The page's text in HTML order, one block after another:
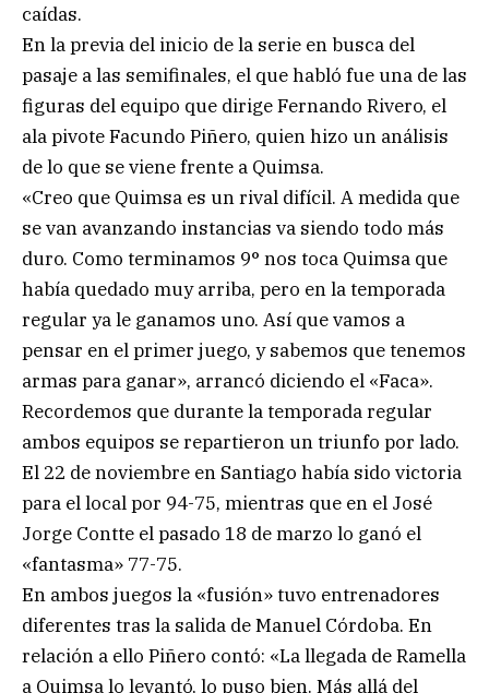
caídas.
En la previa del inicio de la serie en busca del
pasaje a las semifinales, el que habló fue una de las
figuras del equipo que dirige Fernando Rivero, el
ala pivote Facundo Piñero, quien hizo un análisis
de lo que se viene frente a Quimsa.
«Creo que Quimsa es un rival difícil. A medida que
se van avanzando instancias va siendo todo más
duro. Como terminamos 9° nos toca Quimsa que
había quedado muy arriba, pero en la temporada
regular ya le ganamos uno. Así que vamos a
pensar en el primer juego, y sabemos que tenemos
armas para ganar», arrancó diciendo el «Faca».
Recordemos que durante la temporada regular
ambos equipos se repartieron un triunfo por lado.
El 22 de noviembre en Santiago había sido victoria
para el local por 94-75, mientras que en el José
Jorge Contte el pasado 18 de marzo lo ganó el
«fantasma» 77-75.
En ambos juegos la «fusión» tuvo entrenadores
diferentes tras la salida de Manuel Córdoba. En
relación a ello Piñero contó: «La llegada de Ramella
a Quimsa lo levantó, lo puso bien. Más allá del